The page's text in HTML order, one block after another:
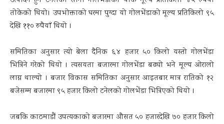
तोकेको थियो। उपभोक्ताको घरमा पुग्दा यो गोलभेंडाको मूल्य प्रतिकिलो ९५
देखि ११० रुपैयाँ थियो ।
समितिका अनुसार त्यो बेला दैनिक ६४ हजार ५० किलो यस्तो गोलभेंडा
भित्रिने गरेको थियो । त्यसयता बजारमा गोलभेंडा बढ्यो भने मूल्य ओरालो
लाग्न थाल्यो । बजार विकास समितिका अनुसार आइतबार मात्र रातिको १२
बजेसम्म बजारमा ९५ हजार किलो टनेलको गोलभेंडा भित्रिएको थियो ।
जबकि काठमाडौं उपत्यकाको बजारमा औसत ५० हजारदेखि ७० हजार किलो